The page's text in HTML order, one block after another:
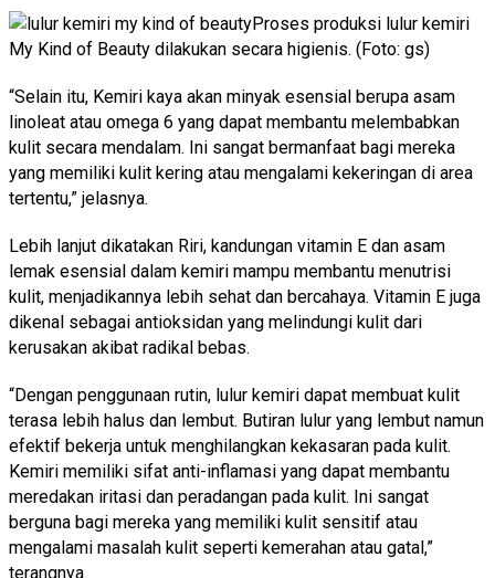
Proses produksi lulur kemiri
My Kind of Beauty dilakukan secara higienis. (Foto: gs)
“Selain itu, Kemiri kaya akan minyak esensial berupa asam
linoleat atau omega 6 yang dapat membantu melembabkan
kulit secara mendalam. Ini sangat bermanfaat bagi mereka
yang memiliki kulit kering atau mengalami kekeringan di area
tertentu,” jelasnya.
Lebih lanjut dikatakan Riri, kandungan vitamin E dan asam
lemak esensial dalam kemiri mampu membantu menutrisi
kulit, menjadikannya lebih sehat dan bercahaya. Vitamin E juga
dikenal sebagai antioksidan yang melindungi kulit dari
kerusakan akibat radikal bebas.
“Dengan penggunaan rutin, lulur kemiri dapat membuat kulit
terasa lebih halus dan lembut. Butiran lulur yang lembut namun
efektif bekerja untuk menghilangkan kekasaran pada kulit.
Kemiri memiliki sifat anti-inflamasi yang dapat membantu
meredakan iritasi dan peradangan pada kulit. Ini sangat
berguna bagi mereka yang memiliki kulit sensitif atau
mengalami masalah kulit seperti kemerahan atau gatal,”
terangnya.